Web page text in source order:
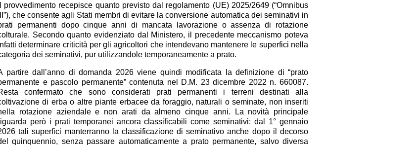
Il provvedimento recepisce quanto previsto dal regolamento (UE) 2025/2649 (“Omnibus
III”), che consente agli Stati membri di evitare la conversione automatica dei seminativi in
permanenti dopo cinque anni di mancata lavorazione o assenza di rotazione
Secondo quanto evidenziato dal Ministero, il precedente meccanismo poteva
determinare criticità per gli agricoltori che intendevano mantenere le superfici nella
dei seminativi, pur utilizzandole temporaneamente a prato.
partire dall’anno di domanda 2026 viene quindi modificata la definizione di “prato
e pascolo permanente” contenuta nel D.M. 23 dicembre 2022 n. 660087.
confermato che sono considerati prati permanenti i terreni destinati alla
di erba o altre piante erbacee da foraggio, naturali o seminate, non inseriti
rotazione aziendale e non arati da almeno cinque anni. La novità principale
però i prati temporanei ancora classificabili come seminativi: dal 1° gennaio
tali superfici manterranno la classificazione di seminativo anche dopo il decorso
quinquennio, senza passare automaticamente a prato permanente, salvo diversa